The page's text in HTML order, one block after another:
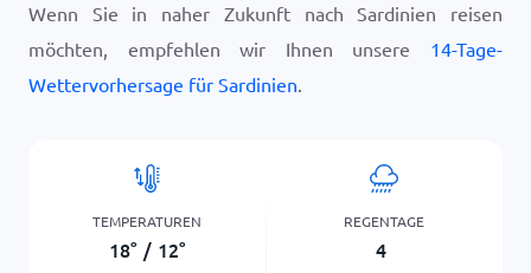
Wenn Sie in naher Zukunft nach Sardinien reisen
möchten, empfehlen wir Ihnen unsere 14-Tage-
Wettervorhersage für Sardinien.
TEMPERATUREN
18° / 12°
REGENTAGE
4